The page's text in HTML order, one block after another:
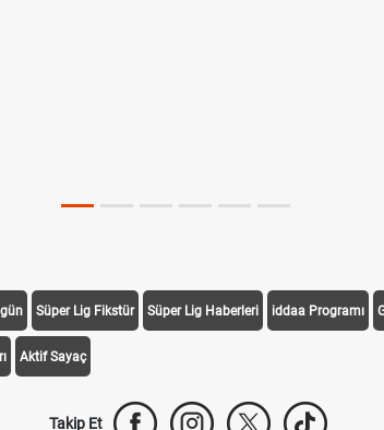
Süper Lig Fikstür Süper Lig Haberleri iddaa Programı
Aktif Sayaç
Takip Et